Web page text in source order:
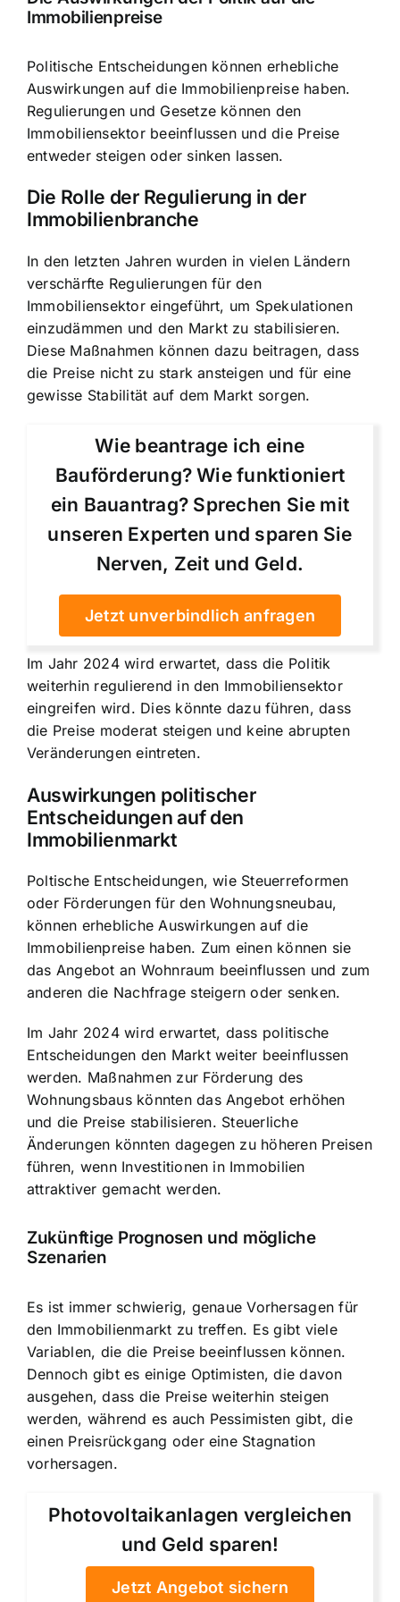
Immobilienpreise
Politische Entscheidungen können erhebliche
Auswirkungen auf die Immobilienpreise haben.
Regulierungen und Gesetze können den
Immobiliensektor beeinflussen und die Preise
entweder steigen oder sinken lassen.
Die Rolle der Regulierung in der
Immobilienbranche
In den letzten Jahren wurden in vielen Ländern
verschärfte Regulierungen für den
Immobiliensektor eingeführt, um Spekulationen
einzudämmen und den Markt zu stabilisieren.
Diese Maßnahmen können dazu beitragen, dass
die Preise nicht zu stark ansteigen und für eine
gewisse Stabilität auf dem Markt sorgen.
Wie beantrage ich eine
Bauförderung? Wie funktioniert
ein Bauantrag? Sprechen Sie mit
unseren Experten und sparen Sie
Nerven, Zeit und Geld.
Jetzt unverbindlich anfragen
Im Jahr 2024 wird erwartet, dass die Politik
weiterhin regulierend in den Immobiliensektor
eingreifen wird. Dies könnte dazu führen, dass
die Preise moderat steigen und keine abrupten
Veränderungen eintreten.
Auswirkungen politischer
Entscheidungen auf den
Immobilienmarkt
Poltische Entscheidungen, wie Steuerreformen
oder Förderungen für den Wohnungsneubau,
können erhebliche Auswirkungen auf die
Immobilienpreise haben. Zum einen können sie
das Angebot an Wohnraum beeinflussen und zum
anderen die Nachfrage steigern oder senken.
Im Jahr 2024 wird erwartet, dass politische
Entscheidungen den Markt weiter beeinflussen
werden. Maßnahmen zur Förderung des
Wohnungsbaus könnten das Angebot erhöhen
und die Preise stabilisieren. Steuerliche
Änderungen könnten dagegen zu höheren Preisen
führen, wenn Investitionen in Immobilien
attraktiver gemacht werden.
Zukünftige Prognosen und mögliche
Szenarien
Es ist immer schwierig, genaue Vorhersagen für
den Immobilienmarkt zu treffen. Es gibt viele
Variablen, die die Preise beeinflussen können.
Dennoch gibt es einige Optimisten, die davon
ausgehen, dass die Preise weiterhin steigen
werden, während es auch Pessimisten gibt, die
einen Preisrückgang oder eine Stagnation
vorhersagen.
Photovoltaikanlagen vergleichen
und Geld sparen!
Jetzt Angebot sichern